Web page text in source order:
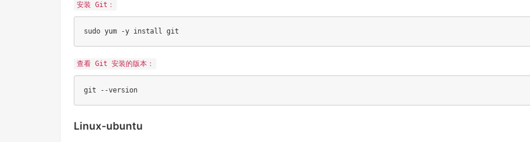
安装 Git：
sudo yum -y install git
查看 Git 安装的版本：
git
Linux-ubuntu